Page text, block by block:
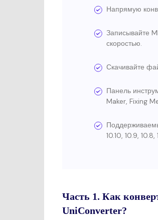
Напрямую
Записывайте
скоростью.
Скачивайте
Панель
Maker, Fixing
10.10, 10.9, 10.8,
Часть 1. Как
UniConverter?